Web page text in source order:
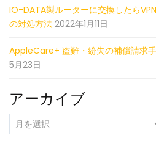
IO-DATA製ルーターに交換したら
の対処方法 2022年1月11日
AppleCare+ 盗難・紛失の補償請求
5月23日
アーカイブ
ー